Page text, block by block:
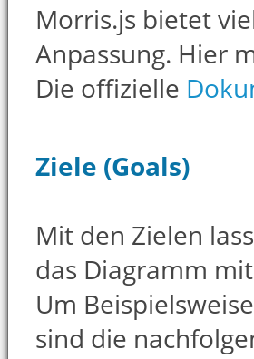
Morris.js bietet
Anpassung. Hier
Die offizielle
Ziele (Goals)
Mit den Zielen
das Diagramm
Um
sind die